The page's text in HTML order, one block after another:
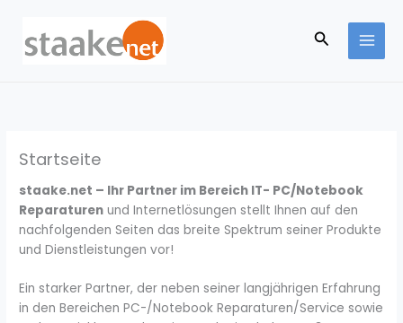
springen
Suchen
Startseite
staake.net – Ihr Partner im Bereich IT- PC/Notebook
Reparaturen und Internetlösungen stellt Ihnen auf den
nachfolgenden Seiten das breite Spektrum seiner Produkte
und Dienstleistungen vor!
Ein starker Partner, der neben seiner langjährigen Erfahrung
in den Bereichen PC-/Notebook Reparaturen/Service sowie